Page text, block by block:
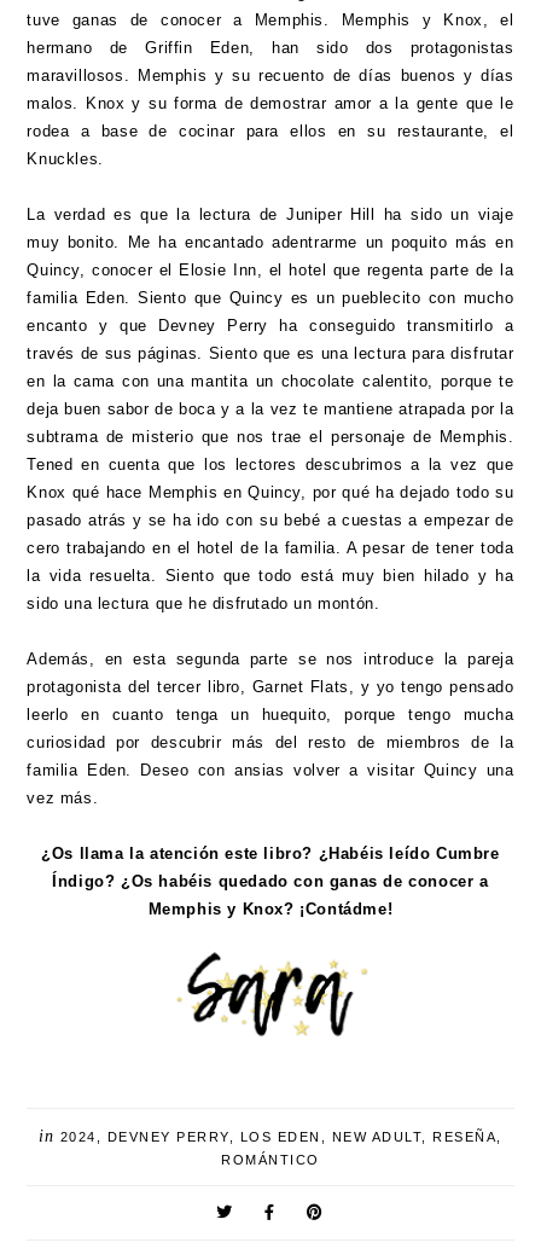
tuve ganas de conocer a Memphis. Memphis y Knox, el
hermano de Griffin Eden, han sido dos protagonistas
maravillosos. Memphis y su recuento de días buenos y días
malos. Knox y su forma de demostrar amor a la gente que le
rodea a base de cocinar para ellos en su restaurante, el
Knuckles.
La verdad es que la lectura de Juniper Hill ha sido un viaje
muy bonito. Me ha encantado adentrarme un poquito más en
Quincy, conocer el Elosie Inn, el hotel que regenta parte de la
familia Eden. Siento que Quincy es un pueblecito con mucho
encanto y que Devney Perry ha conseguido transmitirlo a
través de sus páginas. Siento que es una lectura para disfrutar
en la cama con una mantita un chocolate calentito, porque te
deja buen sabor de boca y a la vez te mantiene atrapada por la
subtrama de misterio que nos trae el personaje de Memphis.
Tened en cuenta que los lectores descubrimos a la vez que
Knox qué hace Memphis en Quincy, por qué ha dejado todo su
pasado atrás y se ha ido con su bebé a cuestas a empezar de
cero trabajando en el hotel de la familia. A pesar de tener toda
la vida resuelta. Siento que todo está muy bien hilado y ha
sido una lectura que he disfrutado un montón.
Además, en esta segunda parte se nos introduce la pareja
protagonista del tercer libro, Garnet Flats, y yo tengo pensado
leerlo en cuanto tenga un huequito, porque tengo mucha
curiosidad por descubrir más del resto de miembros de la
familia Eden. Deseo con ansias volver a visitar Quincy una
vez más.
¿Os llama la atención este libro? ¿Habéis leído Cumbre
Índigo? ¿Os habéis quedado con ganas de conocer a
Memphis y Knox? ¡Contádme!
in 2024 DEVNEY PERRY LOS EDEN NEW ADULT ,RESEÑA
ROMÁNTICO